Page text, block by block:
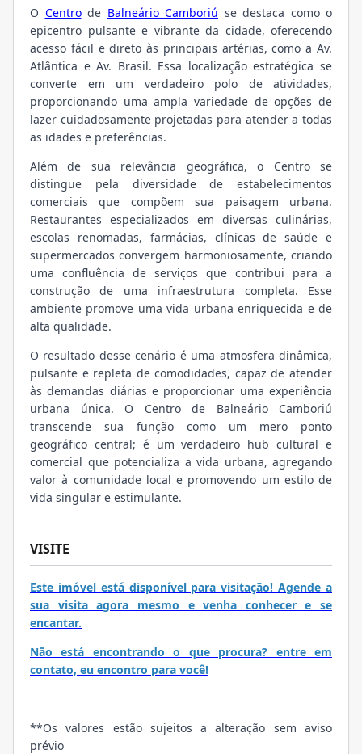
O Centrode Balneário Camboriú se destaca como o
epicentro pulsante e vibrante da cidade, oferecendo
acesso fácil e direto às principais artérias, como a Av.
Atlântica e Av. Brasil. Essa localização estratégica se
converte em um verdadeiro polo de atividades,
proporcionando uma ampla variedade de opções de
lazer cuidadosamente projetadas para atender a todas
as idades e preferências.
Além de sua relevância geográfica, o Centro se
distingue pela diversidade de estabelecimentos
comerciais que compõem sua paisagem urbana.
Restaurantes especializados em diversas culinárias,
escolas renomadas, farmácias, clínicas de saúde e
supermercados convergem harmoniosamente, criando
uma confluência de serviços que contribui para a
construção de uma infraestrutura completa. Esse
ambiente promove uma vida urbana enriquecida e de
alta qualidade.
O resultado desse cenário é uma atmosfera dinâmica,
pulsante e repleta de comodidades, capaz de atender
às demandas diárias e proporcionar uma experiência
urbana única. O Centro de Balneário Camboriú
transcende sua função como um mero ponto
geográfico central; é um verdadeiro hub cultural e
comercial que potencializa a vida urbana, agregando
valor à comunidade local e promovendo um estilo de
vida singular e estimulante.
VISITE
Este imóvel está disponível para visitação! Agende a
sua visita agora mesmo e venha conhecer e se
encantar.
Não está encontrando o que procura? entre em
contato, eu encontro para você!
**Os valores estão sujeitos a alteração sem aviso
prévio